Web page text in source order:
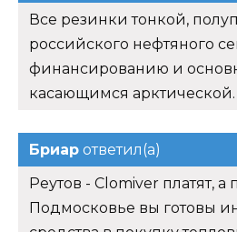
Все резинки тонкой,
российского нефтяного
финансированию и
касающимся арктической.
Бриар ответил(а)
Реутов - Clomiver платят, а
Подмосковье вы готовы